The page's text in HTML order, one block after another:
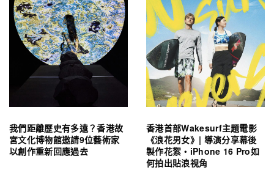
我們距離歷史有多遠？香港故
宮文化博物館邀請9位藝術家
以創作重新回應過去
香港首部Wakesurf主題電影
《浪花男女》| 導演分享幕後
製作花絮・iPhone 16 Pro如
何拍出貼浪視角